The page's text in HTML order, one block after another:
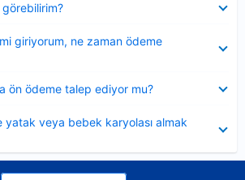
görebilirim?
giriyorum, ne zaman ödeme
ön ödeme talep ediyor mu?
yatak veya bebek karyolası almak